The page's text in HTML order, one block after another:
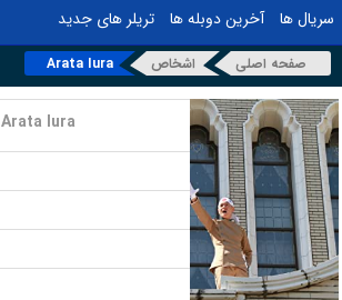
سریال ها
آخرین دوبله ها تریلر های جدید
صفحه اصلی اشخاص Arata Iura
نام : Arata Iura
تاریخ تولد :
محل تولد :
قد :
لقب :